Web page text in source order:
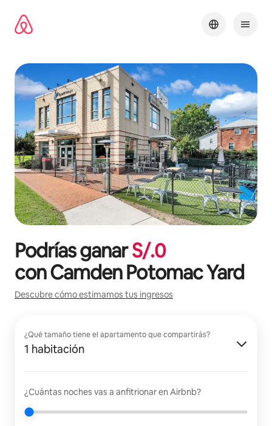
contenido
Podrías ganarS/.0
conCamden Potomac Yard
Descubre cómo estimamos tus ingresos
¿Qué tamaño tiene el apartamento que compartirás?
1 habitación
¿Cuántas noches vas a anfitrionar en Airbnb?